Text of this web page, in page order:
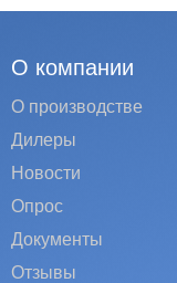
О компании
О производстве
Дилеры
Новости
Опрос
Документы
Отзывы